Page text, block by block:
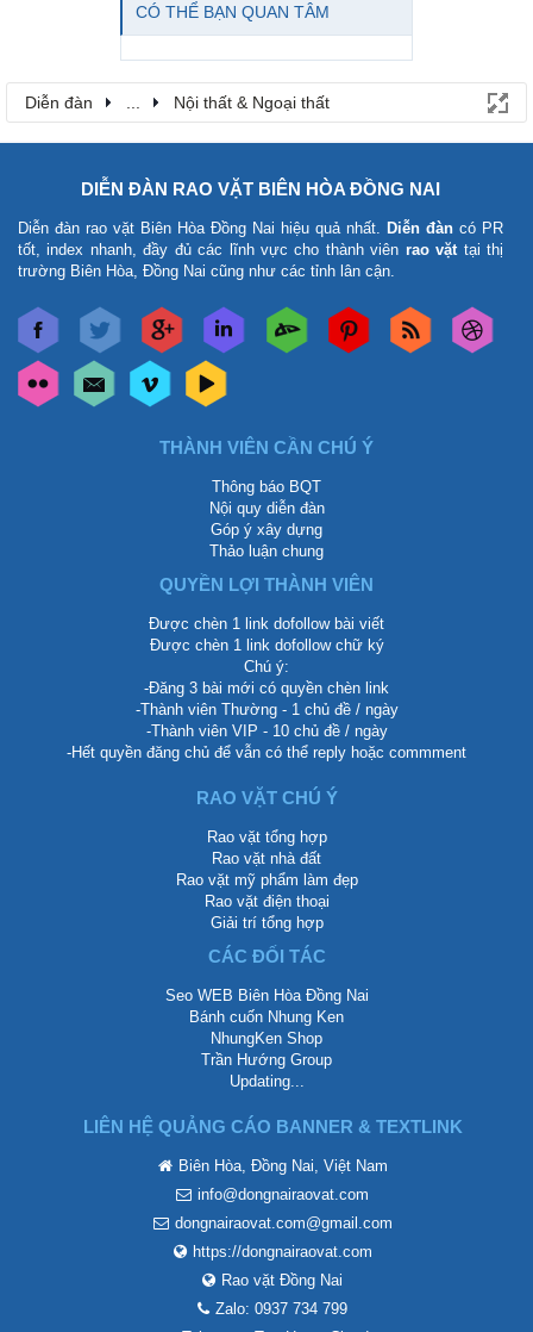
CÓ THỂ BẠN QUAN TÂM
Diễn đàn Nội thất & Ngoại thất
DIỄN ĐÀN RAO VẶT BIÊN HÒA ĐỒNG NAI
Diễn đàn rao vặt Biên Hòa Đồng Nai hiệu quả nhất. Diễn đàn có PR
tốt, index nhanh, đầy đủ các lĩnh vực cho thành viên rao vặt tại thị
trường Biên Hòa, Đồng Nai cũng như các tỉnh lân cận.
THÀNH VIÊN CẦN CHÚ Ý
Thông báo BQT
Nội quy diễn đàn
Góp ý xây dựng
Thảo luận chung
QUYỀN LỢI THÀNH VIÊN
Được chèn 1 link dofollow bài viết
Được chèn 1 link dofollow chữ ký
Chú ý:
-Đăng 3 bài mới có quyền chèn link
-Thành viên Thường - 1 chủ đề / ngày
-Thành viên VIP - 10 chủ đề / ngày
-Hết quyền đăng chủ để vẫn có thể reply hoặc commment
RAO VẶT CHÚ Ý
Rao vặt tổng hợp
Rao vặt nhà đất
Rao vặt mỹ phẩm làm đẹp
Rao vặt điện thoại
Giải trí tổng hợp
CÁC ĐỐI TÁC
Seo WEB Biên Hòa Đồng Nai
Bánh cuốn Nhung Ken
NhungKen Shop
Trần Hướng Group
Updating...
LIÊN HỆ QUẢNG CÁO BANNER & TEXTLINK
Biên Hòa, Đồng Nai, Việt Nam
info@dongnairaovat.com
dongnairaovat.com@gmail.com
https://dongnairaovat.com
Rao vặt Đồng Nai
Zalo: 0937 734 799